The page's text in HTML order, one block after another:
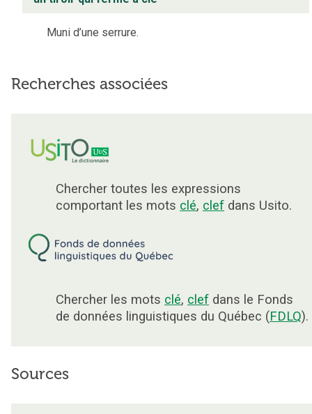
Muni d’une serrure.
Recherches associées
Chercher toutes les expressions
comportant les mots clé, clef dans Usito.
Chercher les mots clé, clef dans le Fonds
de données linguistiques du Québec (FDLQ).
Sources